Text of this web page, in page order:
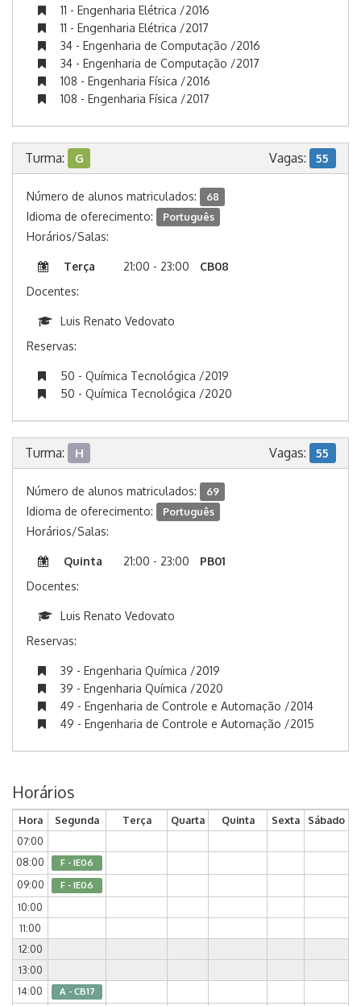
11 - Engenharia Elétrica /2016
11 - Engenharia Elétrica /2017
34 - Engenharia de Computação /2016
34 - Engenharia de Computação /2017
108 - Engenharia Física /2016
108 - Engenharia Física /2017
Turma: G Vagas: 55
Número de alunos matriculados: 68
Idioma de oferecimento: Português
Horários/Salas:
Terça 21:00 - 23:00
CB08
Docentes:
Luis Renato Vedovato
Reservas:
50 - Química Tecnológica /2019
50 - Química Tecnológica /2020
Turma: H Vagas: 55
Número de alunos matriculados: 69
Idioma de oferecimento: Português
Horários/Salas:
Quinta 21:00 - 23:00
PB01
Docentes:
Luis Renato Vedovato
Reservas:
39 - Engenharia Química /2019
39 - Engenharia Química /2020
49 - Engenharia de Controle e Automação /2014
49 - Engenharia de Controle e Automação /2015
Horários
Hora Segunda Terça Quarta Quinta Sexta
Sábado
07:00
08:00
F - IE06
09:00 F - IE06
10:00
11:00
12:00
13:00
14:00
A - CB17